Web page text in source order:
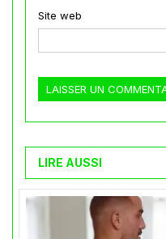
Site web
LIRE AUSSI